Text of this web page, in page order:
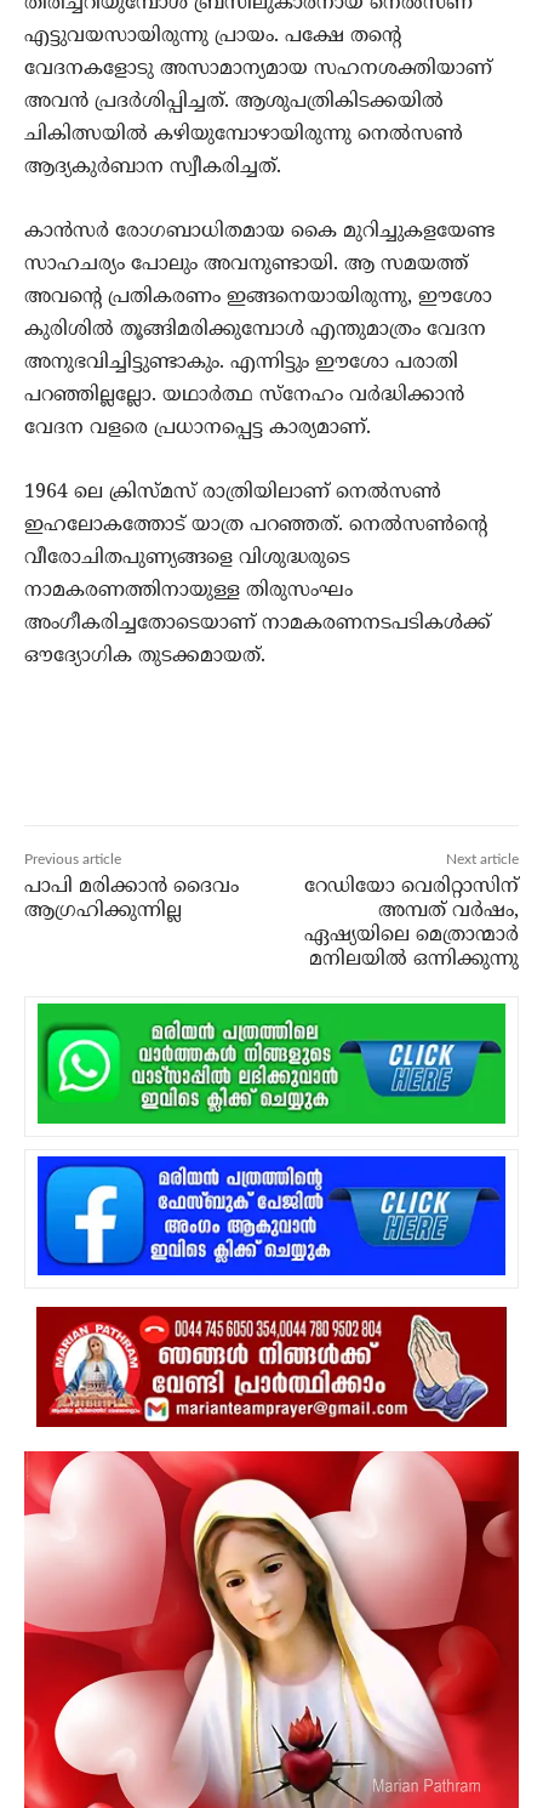
എട്ടുവയസായിരുന്നു പ്രായം. പക്ഷേ തന്റെ
വേദനകളോടു അസാമാന്യമായ സഹനശക്തിയാണ്
അവന്‍ പ്രദര്‍ശിപ്പിച്ചത്. ആശുപത്രികിടക്കയില്‍
ചികിത്സയില്‍ കഴിയുമ്പോഴായിരുന്നു നെല്‍സണ്‍
ആദ്യകുര്‍ബാന സ്വീകരിച്ചത്.
കാന്‍സര്‍ രോഗബാധിതമായ കൈ മുറിച്ചുകളയേണ്ട
സാഹചര്യം പോലും അവനുണ്ടായി. ആ സമയത്ത്
അവന്റെ പ്രതികരണം ഇങ്ങനെയായിരുന്നു, ഈശോ
കുരിശില്‍ തൂങ്ങിമരിക്കുമ്പോള്‍ എന്തുമാത്രം വേദന
അനുഭവിച്ചിട്ടുണ്ടാകും. എന്നിട്ടും ഈശോ പരാതി
പറഞ്ഞില്ലല്ലോ. യഥാര്‍ത്ഥ സ്‌നേഹം വര്‍ദ്ധിക്കാന്‍
വേദന വളരെ പ്രധാനപ്പെട്ട കാര്യമാണ്.
1964 ലെ ക്രിസ്മസ് രാത്രിയിലാണ് നെല്‍സണ്‍
ഇഹലോകത്തോട് യാത്ര പറഞ്ഞത്. നെല്‍സണ്‍ന്റെ
വീരോചിതപുണ്യങ്ങളെ വിശുദ്ധരുടെ
നാമകരണത്തിനായുള്ള തിരുസംഘം
അംഗീകരിച്ചതോടെയാണ് നാമകരണനടപടികള്‍ക്ക്
ഔദ്യോഗിക തുടക്കമായത്.
Previous article
പാപി മരിക്കാന്‍ ദൈവം
ആഗ്രഹിക്കുന്നില്ല
Next article
റേഡിയോ വെരിറ്റാസിന്
അമ്പത് വര്‍ഷം,
ഏഷ്യയിലെ മെത്രാന്മാര്‍
മനിലയില്‍ ഒന്നിക്കുന്നു